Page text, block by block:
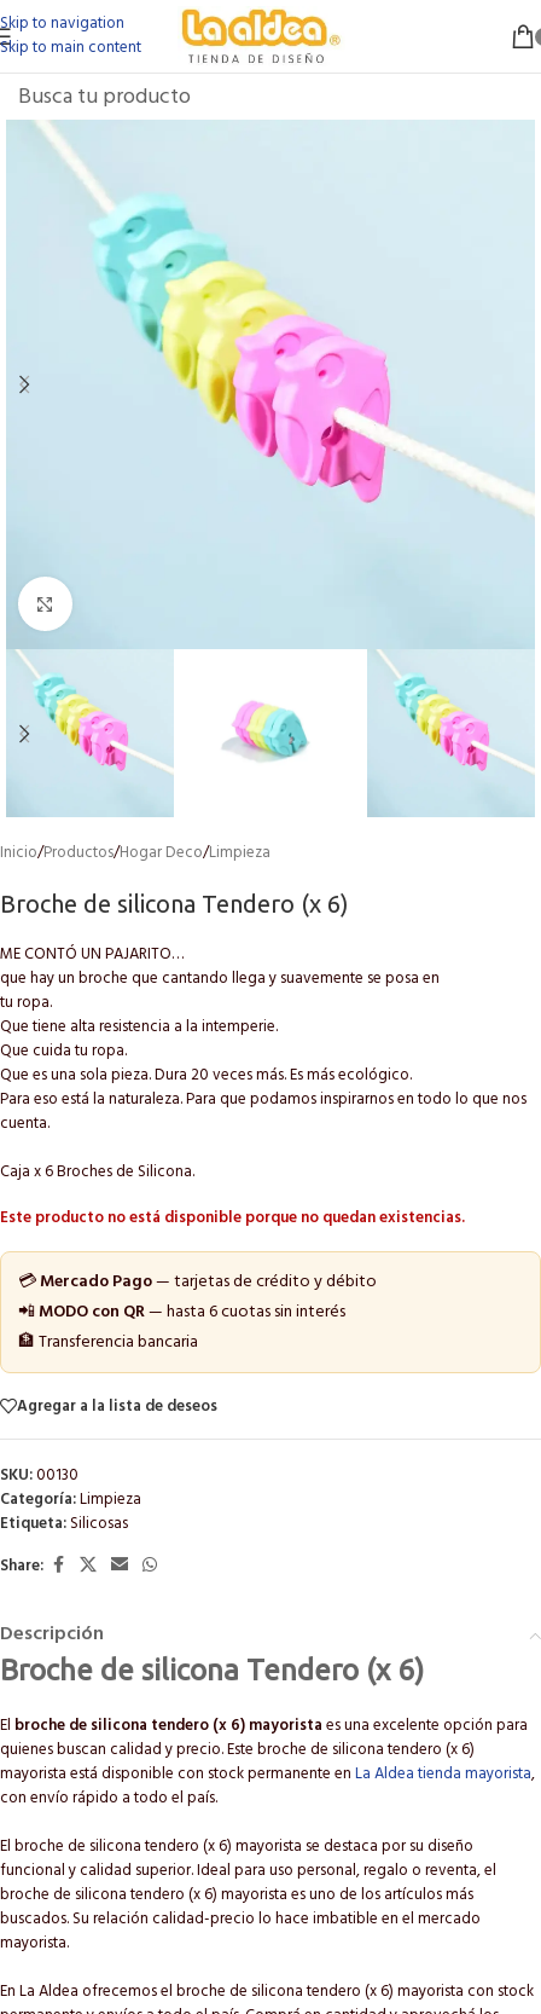
Skip to navigation
Skip to main content
Click to enlarge
Inicio/Productos/Hogar Deco/Limpieza
Broche de silicona Tendero (x 6)
ME CONTÓ UN PAJARITO…
que hay un broche que cantando llega y suavemente se posa en
tu ropa.
Que tiene alta resistencia a la intemperie.
Que cuida tu ropa.
Que es una sola pieza. Dura 20 veces más. Es más ecológico.
Para eso está la naturaleza. Para que podamos inspirarnos en todo lo que nos
cuenta.
Caja x 6 Broches de Silicona.
Este producto no está disponible porque no quedan existencias.
💳Mercado Pago— tarjetas de crédito y débito
📲MODO con QR— hasta 6 cuotas sin interés
🏦 Transferencia bancaria
Agregar a la lista de deseos
SKU:00130
Categoría:Limpieza
Etiqueta:Silicosas
Share:
Descripción
Broche de silicona Tendero (x 6)
El broche de silicona tendero (x 6) mayoristaes una excelente opción para
quienes buscan calidad y precio. Este broche de silicona tendero (x 6)
mayorista está disponible con stock permanente enLa Aldea tienda mayorista,
con envío rápido a todo el país.
El broche de silicona tendero (x 6) mayorista se destaca por su diseño
funcional y calidad superior. Ideal para uso personal, regalo o reventa, el
broche de silicona tendero (x 6) mayorista es uno de los artículos más
buscados. Su relación calidad-precio lo hace imbatible en el mercado
mayorista.
En La Aldea ofrecemos el broche de silicona tendero (x 6) mayorista con stock